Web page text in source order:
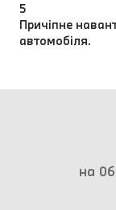
5
Причіпне
автомобіля.
на